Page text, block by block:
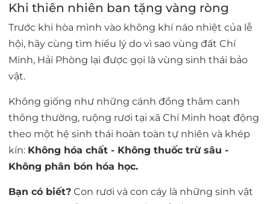
Khi thiên nhiên ban tặng vàng ròng
Trước khi hòa mình vào không khí náo nhiệt của lễ
hội, hãy cùng tìm hiểu lý do vì sao vùng đất Chí
Minh, Hải Phòng lại được gọi là vùng sinh thái bảo
vật.
Không giống như những cánh đồng thâm canh
thông thường, ruộng rươi tại xã Chí Minh hoạt động
theo một hệ sinh thái hoàn toàn tự nhiên và khép
kín: Không hóa chất - Không thuốc trừ sâu -
Không phân bón hóa học.
Bạn có biết? Con rươi và con cáy là những sinh vật